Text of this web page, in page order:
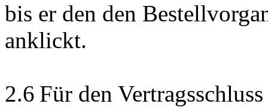
bis er den den
anklickt.
2.6 Für den